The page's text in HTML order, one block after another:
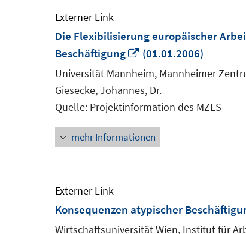
Externer Link
Die Flexibilisierung europäischer
Beschäftigung
In
neuem
Fenster
öffnen
(01.01.2006)
Universität Mannheim, Mannheimer
Giesecke, Johannes, Dr.
Quelle: Projektinformation des MZES
mehr Informationen
Externer Link
Konsequenzen atypischer
Wirtschaftsuniversität Wien, Institut für